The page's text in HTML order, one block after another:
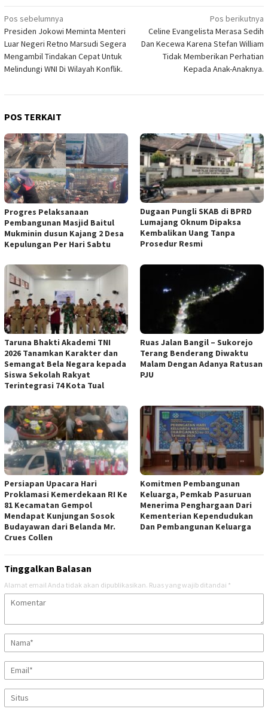
Navigasi
pos
Pos sebelumnya
Presiden Jokowi Meminta Menteri
Luar Negeri Retno Marsudi Segera
Mengambil Tindakan Cepat Untuk
Melindungi WNI Di Wilayah Konflik.
Pos berikutnya
Celine Evangelista Merasa Sedih
Dan Kecewa Karena Stefan William
Tidak Memberikan Perhatian
Kepada Anak-Anaknya.
POS TERKAIT
Progres Pelaksanaan
Pembangunan Masjid Baitul
Mukminin dusun Kajang 2 Desa
Kepulungan Per Hari Sabtu
Dugaan Pungli SKAB di BPRD
Lumajang Oknum Dipaksa
Kembalikan Uang Tanpa
Prosedur Resmi
Taruna Bhakti Akademi TNI
2026 Tanamkan Karakter dan
Semangat Bela Negara kepada
Siswa Sekolah Rakyat
Terintegrasi 74 Kota Tual
Ruas Jalan Bangil – Sukorejo
Terang Benderang Diwaktu
Malam Dengan Adanya Ratusan
PJU
Persiapan Upacara Hari
Proklamasi Kemerdekaan RI Ke
81 Kecamatan Gempol
Mendapat Kunjungan Sosok
Budayawan dari Belanda Mr.
Crues Collen
Komitmen Pembangunan
Keluarga, Pemkab Pasuruan
Menerima Penghargaan Dari
Kementerian Kependudukan
Dan Pembangunan Keluarga
Tinggalkan Balasan
Alamat email Anda tidak akan dipublikasikan. Ruas yang wajib ditandai *